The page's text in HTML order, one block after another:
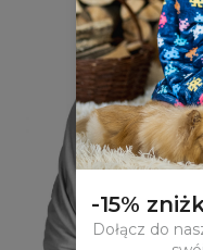
-15%
Dołącz do